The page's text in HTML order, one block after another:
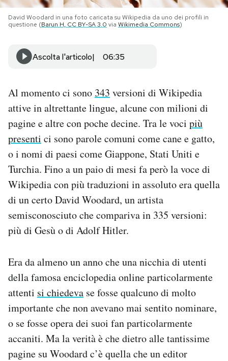
SHOP
CALENDARIO
AREA PERSONALE
Notifiche mobile
Regala il Post
Hai bisogno di aiuto?
Esci
David Woodard in una foto caricata su Wikipedia da uno dei profili in
questione (Barun H, CC BY-SA 3.0 via Wikimedia Commons)
Ascolta l'articolo 06:35
Al momento ci sono 343 versioni di Wikipedia
attive in altrettante lingue, alcune con milioni di
pagine e altre con poche decine. Tra le voci più
presenti ci sono parole comuni come cane e gatto,
o i nomi di paesi come Giappone, Stati Uniti e
Turchia. Fino a un paio di mesi fa però la voce di
Wikipedia con più traduzioni in assoluto era quella
di un certo David Woodard, un artista
semisconosciuto che compariva in 335 versioni:
più di Gesù o di Adolf Hitler.
Era da almeno un anno che una nicchia di utenti
della famosa enciclopedia online particolarmente
attenti si chiedeva se fosse qualcuno di molto
importante che non avevano mai sentito nominare,
o se fosse opera dei suoi fan particolarmente
accaniti. Ma la verità è che dietro alle tantissime
pagine su Woodard c’è quella che un editor